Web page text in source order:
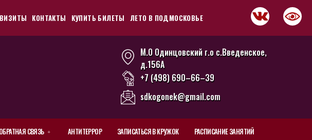
КОНТАКТЫ КУПИТЬ БИЛЕТЫ ЛЕТО В ПОДМОСКОВЬЕ
М.О Одинцовский г.о с.Введенское,
д.156А
+7 (498) 690–66–39
sdkogonek@gmail.com
ОБРАТНАЯ СВЯЗЬ АНТИТЕРРОР ЗАПИСАТЬСЯ В КРУЖОК РАСПИСАНИЕ ЗАНЯТИЙ